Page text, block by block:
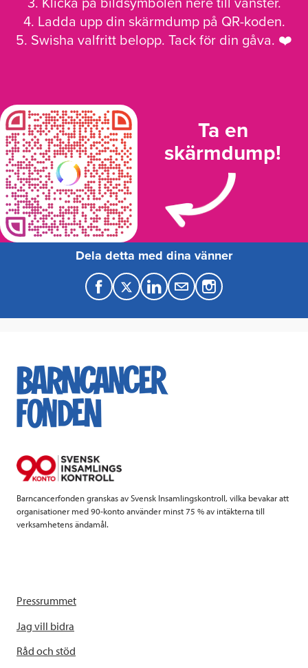
3. Klicka på bildsymbolen nere till vänster.
4. Ladda upp din skärmdump på QR-koden.
5. Swisha valfritt belopp. Tack för din gåva. ❤️
Ta en
skärmdump!
Dela detta med dina vänner
F
a
e
b
k
T
w
t
t
L
i
k
e
M
a
Barncancerfonden granskas av Svensk Insamlingskontroll, vilka bevakar att
organisationer med 90-konto använder minst 75 % av intäkterna till
verksamhetens ändamål.
Pressrummet
Jag vill bidra
Råd och stöd